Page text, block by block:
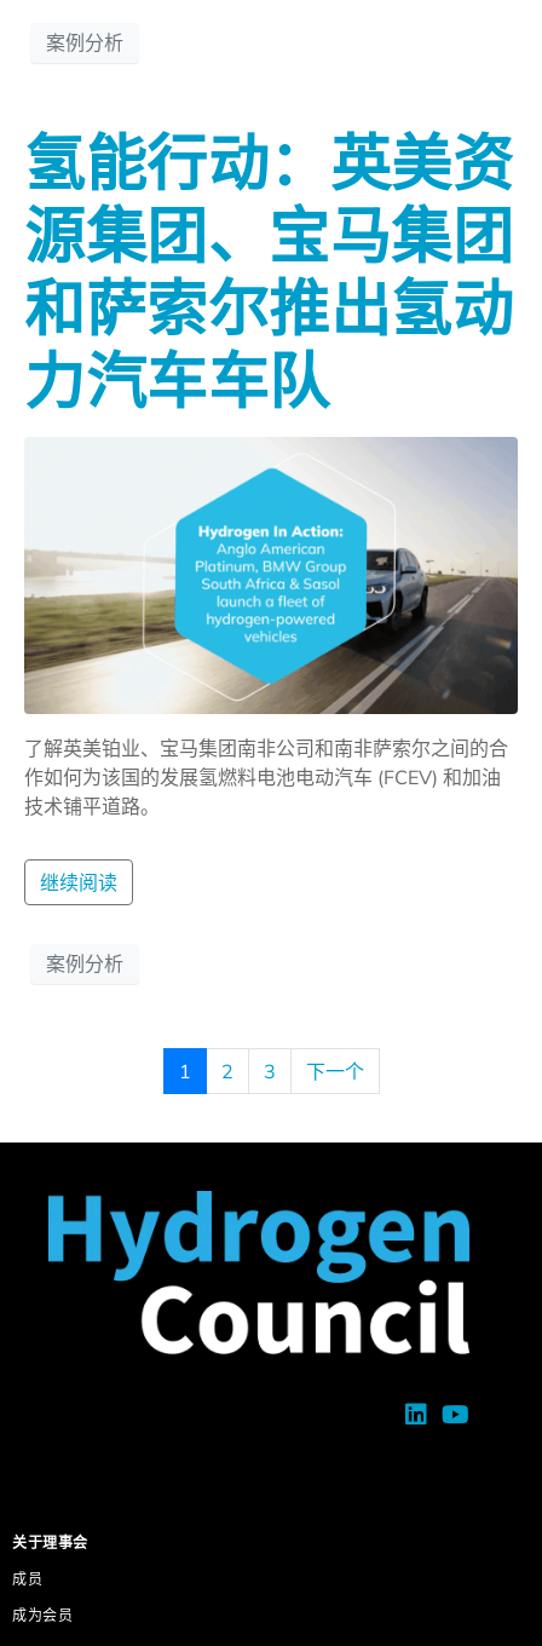
案例分析
氢能行动：英美资
源集团、宝马集团
和萨索尔推出氢动
力汽车车队
了解英美铂业、宝马集团南非公司和南非萨索尔之间的合
作如何为该国的发展氢燃料电池电动汽车 (FCEV) 和加油
技术铺平道路。
继续阅读
案例分析
1 2 3 下一个
关于理事会
成员
成为会员